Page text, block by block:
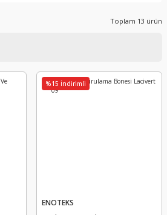
Toplam 13 ürün
%15 İndirimli
ENOTEKS